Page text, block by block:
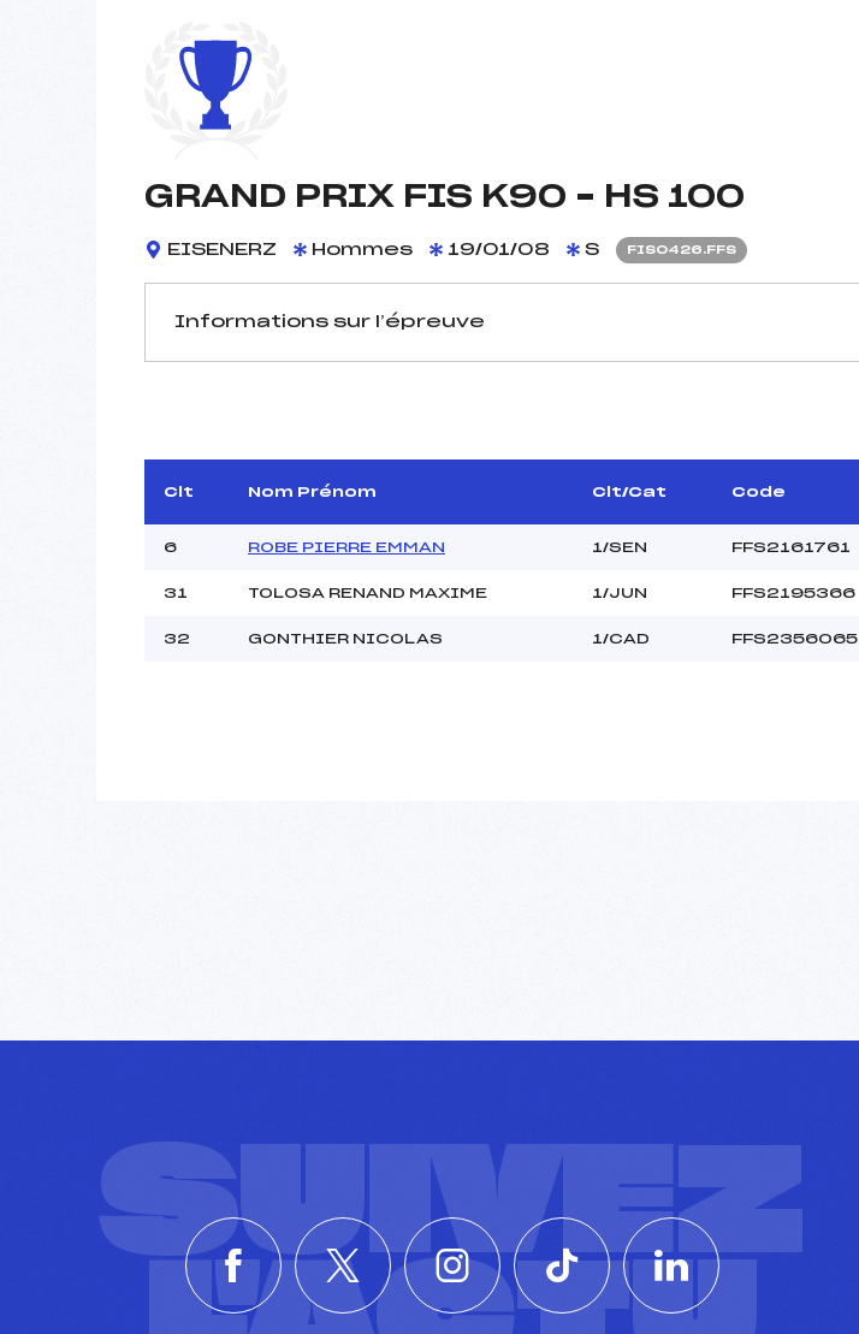
GRAND PRIX FIS K90 – HS 100
EISENERZ Hommes 19/01/08 S FIS0426.FFS
Informations sur l’épreuve
Délégué Technique :
–
D.T Adjoint :
–
Clt Nom Prénom Clt/Cat Code
6 ROBE PIERRE EMMAN 1/SEN FFS2161761
31 TOLOSA RENAND MAXIME 1/JUN FFS2195366
32 GONTHIER NICOLAS 1/CAD FFS2356065
SUIVEZ